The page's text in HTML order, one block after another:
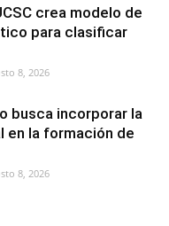
crea modelo de
para clasificar
8, 2026
busca incorporar la
la formación de
8, 2026